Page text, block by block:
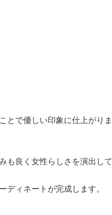
とで優しい印象に仕上がりま
も良く女性らしさを演出して
ィネートが完成します。